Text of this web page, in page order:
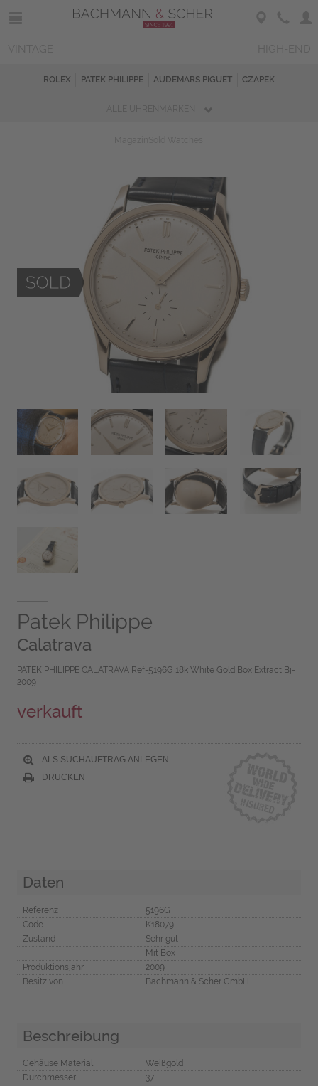
ROLEX PATEK PHILIPPE AUDEMARS PIGUET CZAPEK
Patek Philippe
Calatrava
PATEK PHILIPPE CALATRAVA Ref-5196G 18k White Gold Box Extract Bj-
2009
verkauft
ALS SUCHAUFTRAG ANLEGEN
DRUCKEN
Daten
Referenz
5196G
Code
K18079
Zustand
Sehr gut
Mit Box
Produktionsjahr
2009
Besitz von
Bachmann & Scher GmbH
Beschreibung
Gehäuse Material
Weißgold
Durchmesser
37